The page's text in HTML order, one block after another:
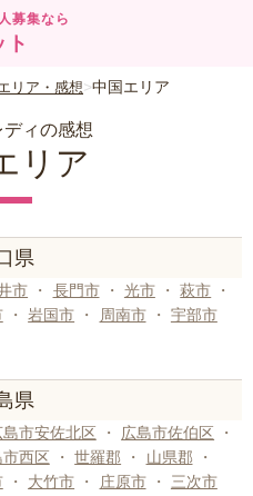
募集なら
ト
リア・感想 中国エリア
ィの感想
リア
県
市 ・ 長門市 ・ 光市 ・ 萩市
・
・ 岩国市 ・ 周南市 ・
宇部市
県
島市安佐北区 ・ 広島市佐伯区
・
市西区 ・ 世羅郡 ・ 山県郡
・
・ 大竹市 ・ 庄原市 ・
三次市